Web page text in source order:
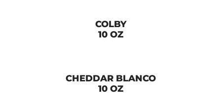
COLBY
10 OZ
CHEDDAR BLANCO
10 OZ